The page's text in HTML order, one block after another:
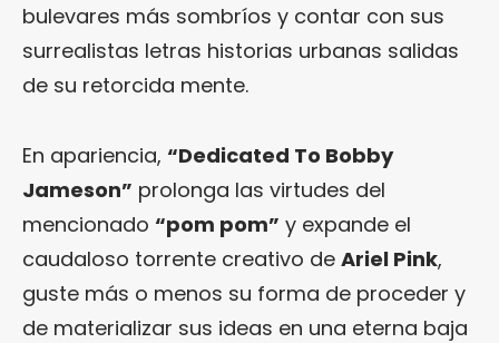
bulevares más sombríos y contar con sus
surrealistas letras historias urbanas salidas
de su retorcida mente.
En apariencia, “Dedicated To Bobby
Jameson” prolonga las virtudes del
mencionado “pom pom” y expande el
caudaloso torrente creativo de Ariel Pink,
guste más o menos su forma de proceder y
de materializar sus ideas en una eterna baja